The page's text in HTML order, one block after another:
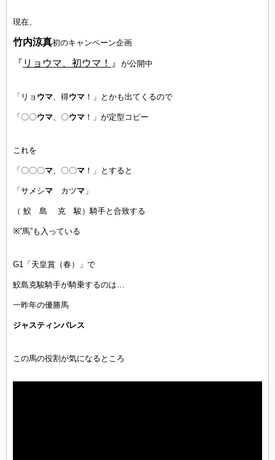
現在、
竹内涼真初のキャンペーン企画
『 リョウマ、初ウマ！ 』 が公開中
「リョ ウマ 、得ウマ ！」とかも出てくるので
「〇〇ウマ 、〇ウマ ！」が定型コピー
これを
「〇〇〇マ 、〇〇マ ！」とすると
「サメシマ カツマ 」
（ 鮫 島 克 駿）騎手と合致する
※”馬”も入っている
G1「天皇賞（春）」で
鮫島克駿騎手が騎乗するのは…
一昨年の優勝馬
ジャスティンパレス
この馬の役割が気になるところ